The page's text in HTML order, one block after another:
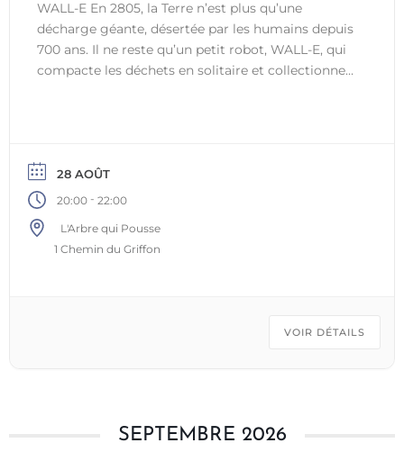
WALL-E En 2805, la Terre n’est plus qu’une
décharge géante, désertée par les humains depuis
700 ans. Il ne reste qu’un petit robot, WALL-E, qui
compacte les déchets en solitaire et collectionne
Pixar, presque sans dialogue, tendre et à couper le
souffle. L’Arbre qui Pousse, Ottignies-Louvain-la-
boissons sur place
28 AOÛT
20:00 - 22:00
L'Arbre qui Pousse
1 Chemin du Griffon
VOIR DÉTAILS
SEPTEMBRE 2026